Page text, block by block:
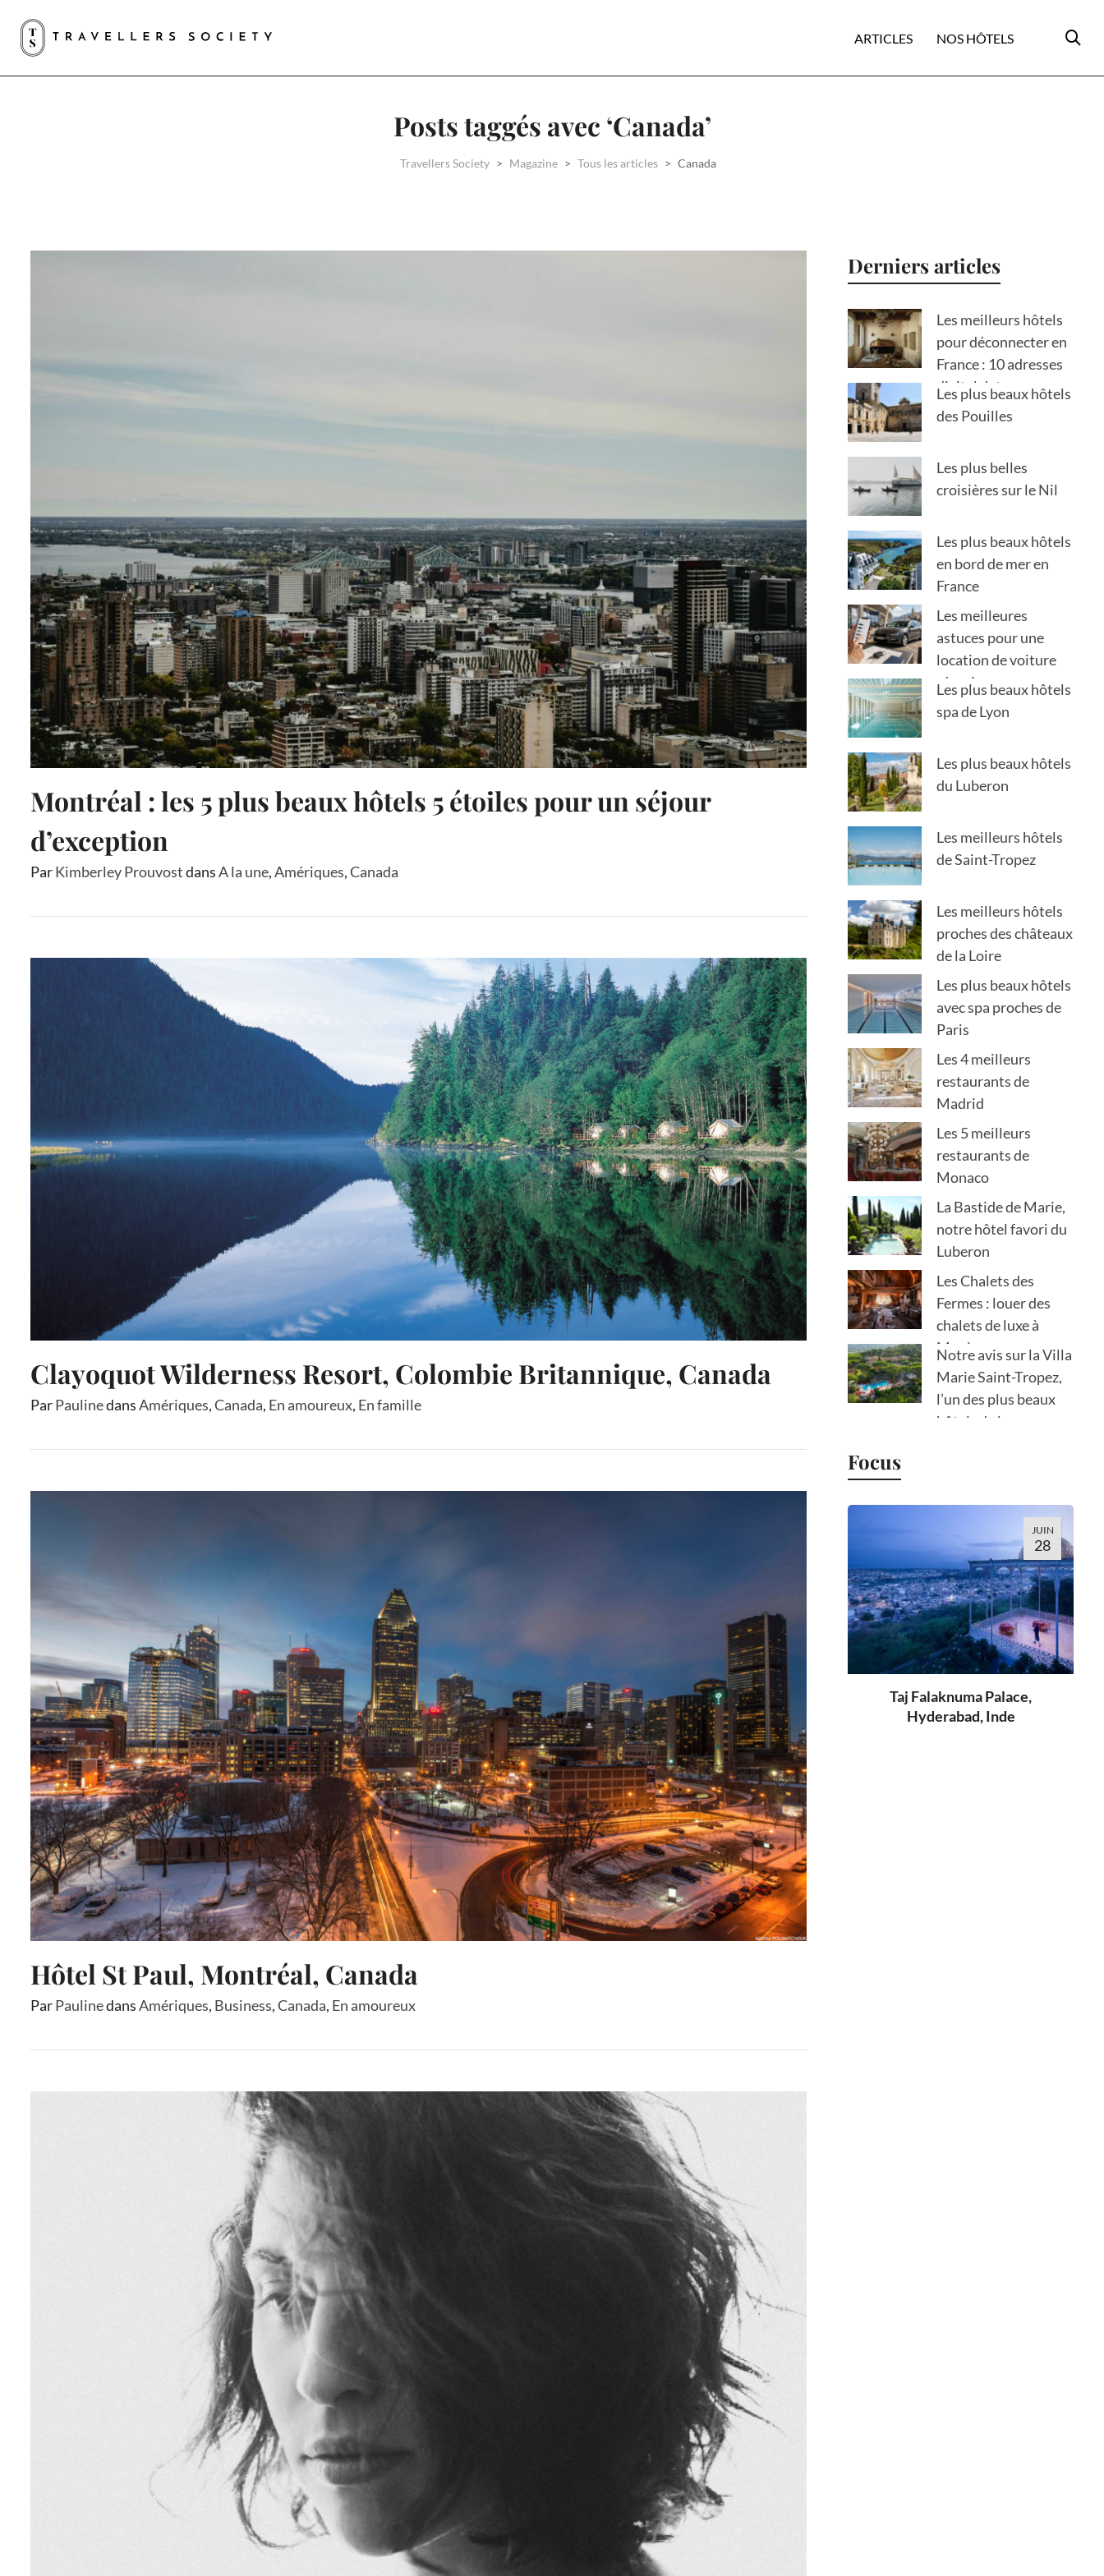
ARTICLES NOS HÔTELS
Posts taggés avec ‘Canada’
Travellers Society > Magazine > Tous les articles > Canada
Montréal : les 5 plus beaux hôtels 5 étoiles pour un séjour
d’exception
ParKimberley ProuvostdansA la une,Amériques,Canada
Clayoquot Wilderness Resort, Colombie Britannique, Canada
ParPaulinedansAmériques,Canada, En amoureux, En famille
Hôtel St Paul, Montréal, Canada
ParPaulinedansAmériques, Business,Canada, En amoureux
Derniers articles
Les meilleurs hôtels
pour déconnecter en
France : 10 adresses
digital detox
Les plus beaux hôtels
des Pouilles
Les plus belles
croisières sur le Nil
Les plus beaux hôtels
en bord de mer en
France
Les meilleures
astuces pour une
location de voiture
réussie en voyage
Les plus beaux hôtels
spa de Lyon
Les plus beaux hôtels
du Luberon
Les meilleurs hôtels
de Saint-Tropez
Les meilleurs hôtels
proches des châteaux
de la Loire
Les plus beaux hôtels
avec spa proches de
Paris
Les 4 meilleurs
restaurants de
Madrid
Les 5 meilleurs
restaurants de
Monaco
La Bastide de Marie,
notre hôtel favori du
Luberon
Les Chalets des
Fermes : louer des
chalets de luxe à
Megève
Notre avis sur la Villa
Marie Saint-Tropez,
l’un des plus beaux
hôtels de la
Focus
JUIN
28
Taj Falaknuma Palace,
Hyderabad, Inde